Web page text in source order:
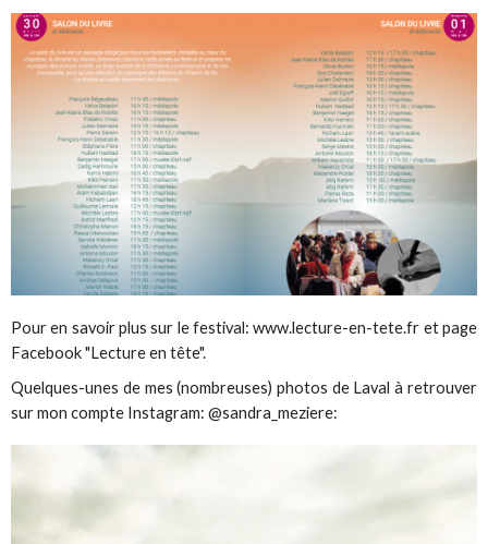
Pour en savoir plus sur le festival: www.lecture-en-tete.fr et page
Facebook "Lecture en tête".
Quelques-unes de mes (nombreuses) photos de Laval à retrouver
sur mon compte Instagram: @sandra_meziere: